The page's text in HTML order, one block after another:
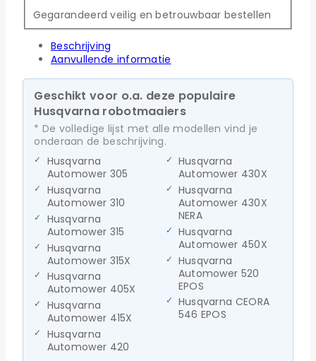
Gegarandeerd veilig en betrouwbaar bestellen
Beschrijving
Aanvullende informatie
Geschikt voor o.a. deze populaire
Husqvarna robotmaaiers
* De volledige lijst met alle modellen vind je
onderaan de beschrijving.
Husqvarna
Automower 305
Husqvarna
Automower 310
Husqvarna
Automower 315
Husqvarna
Automower 315X
Husqvarna
Automower 405X
Husqvarna
Automower 415X
Husqvarna
Automower 420
Husqvarna
Automower 430X
Husqvarna
Automower 430X
NERA
Husqvarna
Automower 450X
Husqvarna
Automower 520
EPOS
Husqvarna CEORA
546 EPOS